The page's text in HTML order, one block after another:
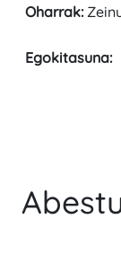
Oharrak:
Egokitasuna: